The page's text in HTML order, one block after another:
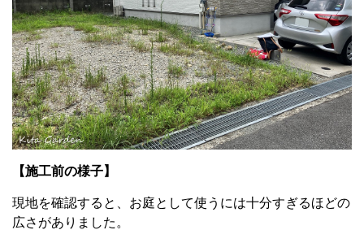
【施工前の様子】
現地を確認すると、お庭として使うには十分すぎるほどの
広さがありました。